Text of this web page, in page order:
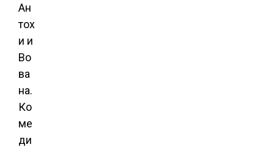
Ан
тох
и и
Во
ва
на.
Ко
ме
ди